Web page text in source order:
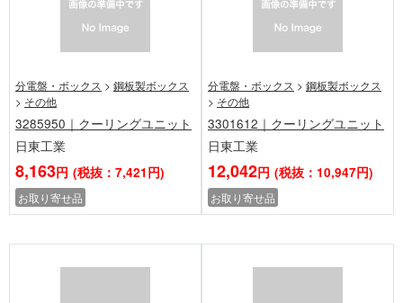
分電盤・ボックス > 鋼板製ボックス
> その他
3285950｜クーリングユニット
日東工業
8,163円 (税抜：7,421円)
お取り寄せ品
分電盤・ボックス > 鋼板製ボックス
> その他
3301612｜クーリングユニット
日東工業
12,042円 (税抜：10,947円)
お取り寄せ品